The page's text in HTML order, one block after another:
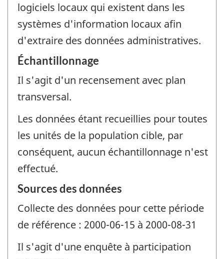
logiciels locaux qui existent dans les
systèmes d'information locaux afin
d'extraire des données administratives.
Échantillonnage
Il s'agit d'un recensement avec plan
transversal.
Les données étant recueillies pour toutes
les unités de la population cible, par
conséquent, aucun échantillonnage n'est
effectué.
Sources des données
Collecte des données pour cette période
de référence : 2000-06-15 à 2000-08-31
Il s'agit d'une enquête à participation